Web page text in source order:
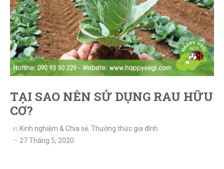
TẠI SAO NÊN SỬ DỤNG RAU HỮU
CƠ?
in Kinh nghiệm & Chia sẻ, Thường thức gia đình
27 Tháng 5, 2020